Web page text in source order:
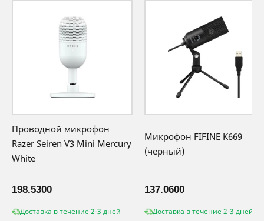
Проводной микрофон
Razer Seiren V3 Mini Mercury
White
198.5300
Доставка в течение 2-3 дней
Микрофон FIFINE K669
(черный)
137.0600
Доставка в течение 2-3 дней